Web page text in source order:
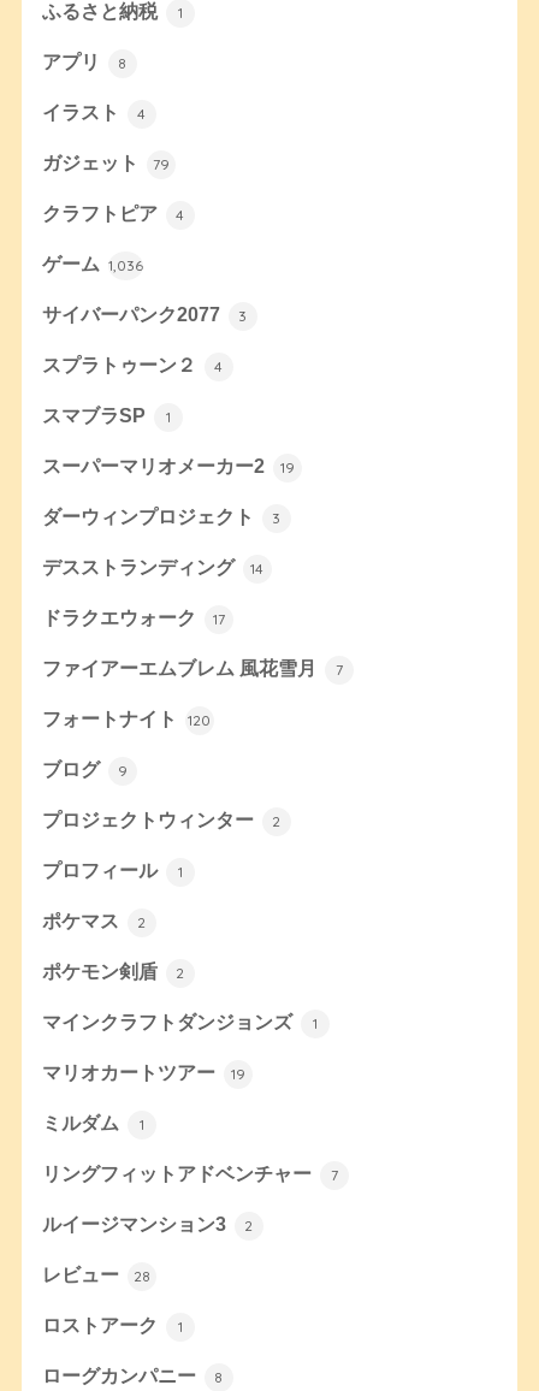
ふるさと納税 1
アプリ 8
イラスト 4
ガジェット 79
クラフトピア 4
ゲーム 1,036
サイバーパンク2077 3
スプラトゥーン２ 4
スマブラSP 1
スーパーマリオメーカー2 19
ダーウィンプロジェクト 3
デスストランディング 14
ドラクエウォーク 17
ファイアーエムブレム 風花雪月 7
フォートナイト 120
ブログ 9
プロジェクトウィンター 2
プロフィール 1
ポケマス 2
ポケモン剣盾 2
マインクラフトダンジョンズ 1
マリオカートツアー 19
ミルダム 1
リングフィットアドベンチャー 7
ルイージマンション3 2
レビュー 28
ロストアーク 1
ローグカンパニー 8